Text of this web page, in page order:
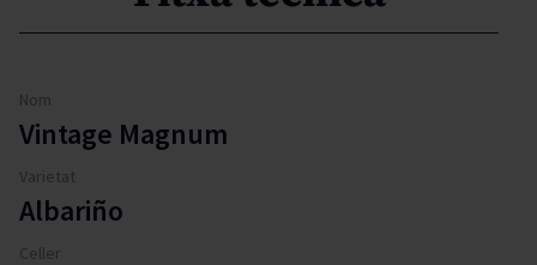
Nom
Vintage Magnum
Varietat
Albariño
Celler